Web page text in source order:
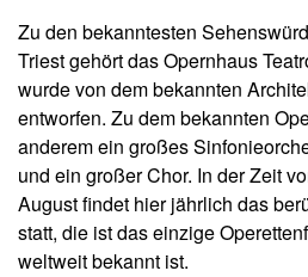
Zu den bekanntesten
Triest gehört das Opernhaus
wurde von dem bekannten
entworfen. Zu dem bekannten
anderem ein großes
und ein großer Chor. In der Zeit
August findet hier jährlich das
statt, die ist das einzige
weltweit bekannt ist.